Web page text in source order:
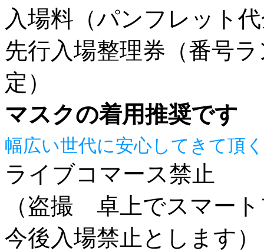
入場料（パンフレット
先行入場整理券（番号
定）
マスクの着用推奨です
幅広い世代に安心してきて頂
ライブコマース禁止
（盗撮 卓上でスマー
今後入場禁止とします）